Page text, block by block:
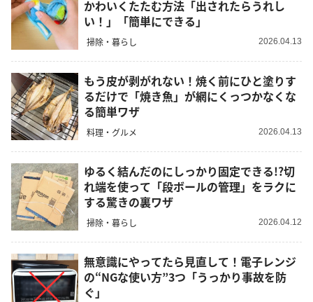
かわいくたたむ方法「出されたらうれし
い！」「簡単にできる」
掃除・暮らし 2026.04.13
もう皮が剥がれない！焼く前にひと塗りす
るだけで「焼き魚」が網にくっつかなくな
る簡単ワザ
料理・グルメ 2026.04.13
ゆるく結んだのにしっかり固定できる!?切
れ端を使って「段ボールの管理」をラクに
する驚きの裏ワザ
掃除・暮らし 2026.04.12
無意識にやってたら見直して！電子レンジ
の“NGな使い方”3つ「うっかり事故を防
ぐ」